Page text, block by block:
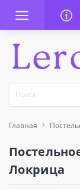
Главная
Локрица